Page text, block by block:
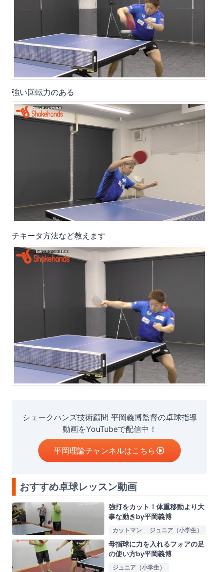
強い回転力のある
チキータ方法など教えます
シェークハンズ技術顧問 平岡義博監督の卓球指導
動画をYouTubeで配信中！
平岡理論チャンネルはこちら
おすすめ卓球レッスン動画
強打をカット！体重移動より大
事な動きby平岡義博
カットマン ジュニア（小学生）
母指球に力を入れるフォアの足
の使い方by平岡義博
ジュニア（小学生）